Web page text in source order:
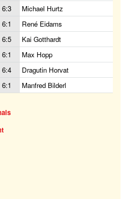
6:3
Michael Hurtz
6:1
René Eidams
6:5
Kai Gotthardt
6:1
Max Hopp
6:4
Dragutin Horvat
6:1 Manfred Bilderl